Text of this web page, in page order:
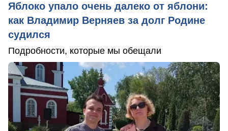
Яблоко упало очень далеко от яблони:
как Владимир Верняев за долг Родине
судился
Подробности, которые мы обещали